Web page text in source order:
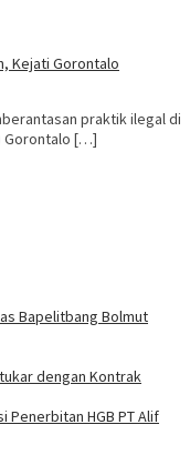
Kejati Gorontalo
praktik ilegal di
Gorontalo […]
Bapelitbang Bolmut
dengan Kontrak
Penerbitan HGB PT Alif